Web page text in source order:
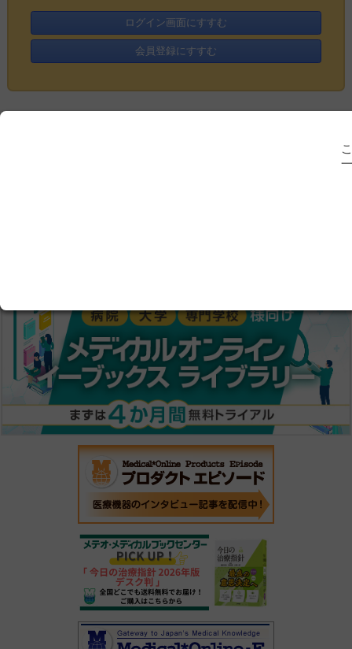
ログイン画面にすすむ
会員登録にすすむ